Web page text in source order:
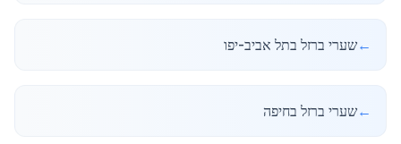
←שערי ברזל בתל אביב-יפו
←שערי ברזל בחיפה